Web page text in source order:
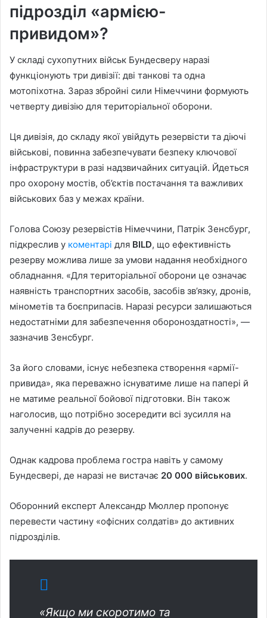
підрозділ «армією-
привидом»?
У складі сухопутних військ Бундесверу наразі
функціонують три дивізії: дві танкові та одна
мотопіхотна. Зараз збройні сили Німеччини формують
четверту дивізію для територіальної оборони.
Ця дивізія, до складу якої увійдуть резервісти та діючі
військові, повинна забезпечувати безпеку ключової
інфраструктури в разі надзвичайних ситуацій. Йдеться
про охорону мостів, об’єктів постачання та важливих
військових баз у межах країни.
Голова Союзу резервістів Німеччини, Патрік Зенсбург,
підкреслив у коментарі для BILD, що ефективність
резерву можлива лише за умови надання необхідного
обладнання. «Для територіальної оборони це означає
наявність транспортних засобів, засобів зв’язку, дронів,
мінометів та боєприпасів. Наразі ресурси залишаються
недостатніми для забезпечення обороноздатності», —
зазначив Зенсбург.
За його словами, існує небезпека створення «армії-
привида», яка переважно існуватиме лише на папері й
не матиме реальної бойової підготовки. Він також
наголосив, що потрібно зосередити всі зусилля на
залученні кадрів до резерву.
Однак кадрова проблема гостра навіть у самому
Бундесвері, де наразі не вистачає 20 000 військових.
Оборонний експерт Александр Мюллер пропонує
перевести частину «офісних солдатів» до активних
підрозділів.
«Якщо ми скоротимо та